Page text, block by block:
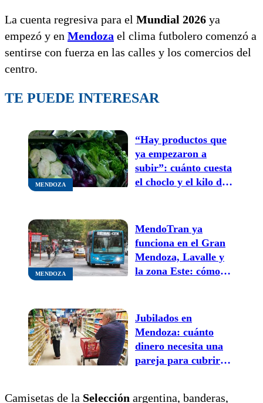
La cuenta regresiva para el Mundial 2026 ya
empezó y en Mendoza el clima futbolero comenzó a
sentirse con fuerza en las calles y los comercios del
centro.
TE PUEDE INTERESAR
MENDOZA
“Hay productos que
ya empezaron a
subir”: cuánto cuesta
el choclo y el kilo de
MENDOZA
MendoTran ya
funciona en el Gran
Mendoza, Lavalle y
la zona Este: cómo
Jubilados en
Mendoza: cuánto
dinero necesita una
pareja para cubrir
Camisetas de la Selección argentina, banderas,